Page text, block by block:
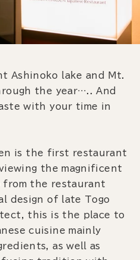
Ashinoko lake and Mt.
the year….. And
with your time in
is the first restaurant
the magnificent
from the restaurant
design of late Togo
this is the place to
cuisine mainly
as well as